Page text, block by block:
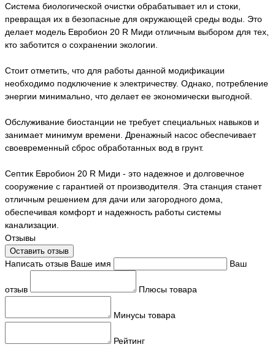
Система биологической очистки обрабатывает ил и стоки,
превращая их в безопасные для окружающей среды воды. Это
делает модель Евробион 20 R Миди отличным выбором для тех,
кто заботится о сохранении экологии.
Стоит отметить, что для работы данной модификации
необходимо подключение к электричеству. Однако, потребление
энергии минимально, что делает ее экономически выгодной.
Обслуживание биостанции не требует специальных навыков и
занимает минимум времени. Дренажный насос обеспечивает
своевременный сброс обработанных вод в грунт.
Септик Евробион 20 R Миди - это надежное и долговечное
сооружение с гарантией от производителя. Эта станция станет
отличным решением для дачи или загородного дома,
обеспечивая комфорт и надежность работы системы
канализации.
Отзывы
Оставить отзыв
Написать отзыв Ваше имя Ваш
отзыв Плюсы товара
Минусы товара
Рейтинг